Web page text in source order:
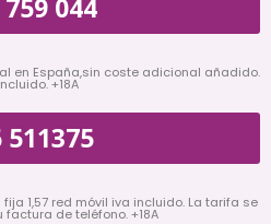
044
en España,sin coste adicional añadido.
+18A
511375
1,57 red móvil iva incluido. La tarifa se
de teléfono. +18A